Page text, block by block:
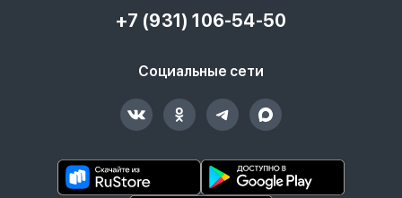
+7 (931) 106-54-50
Социальные сети